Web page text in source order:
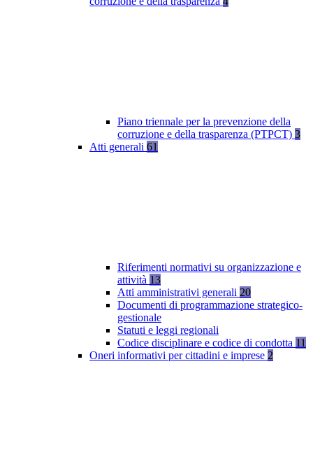
Piano triennale per la prevenzione della
corruzione e della trasparenza (PTPCT) 3
Atti generali 61
Riferimenti normativi su organizzazione e
attività 13
Atti amministrativi generali 20
Documenti di programmazione strategico-
gestionale
Statuti e leggi regionali
Codice disciplinare e codice di condotta 11
Oneri informativi per cittadini e imprese 2